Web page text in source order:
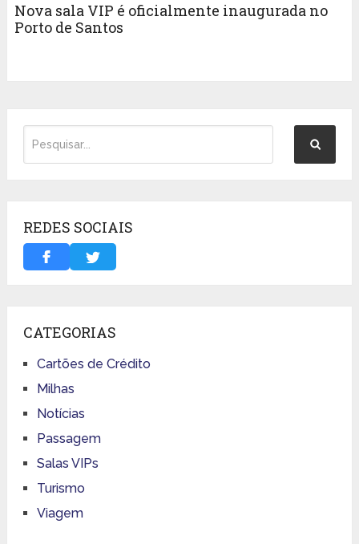
Nova sala VIP é oficialmente inaugurada no
Porto de Santos
REDES SOCIAIS
CATEGORIAS
Cartões de Crédito
Milhas
Notícias
Passagem
Salas VIPs
Turismo
Viagem